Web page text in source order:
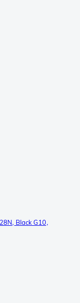
Black G10,